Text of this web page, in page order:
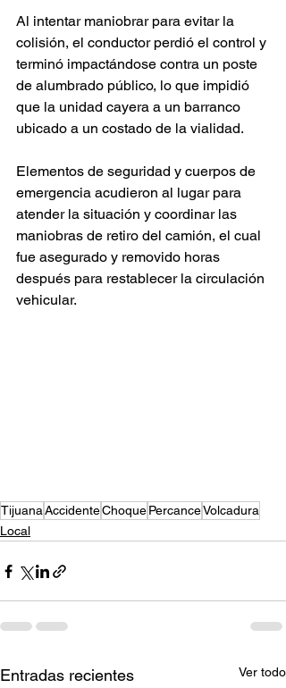
Al intentar maniobrar para evitar la
colisión, el conductor perdió el control y
terminó impactándose contra un poste
de alumbrado público, lo que impidió
que la unidad cayera a un barranco
ubicado a un costado de la vialidad.
Elementos de seguridad y cuerpos de
emergencia acudieron al lugar para
atender la situación y coordinar las
maniobras de retiro del camión, el cual
fue asegurado y removido horas
después para restablecer la circulación
vehicular.
TijuanaAccidenteChoquePercanceVolcadura
Local
Entradas recientes Ver todo